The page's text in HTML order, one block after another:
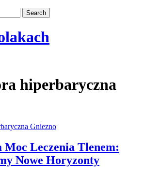
hiperbaryczna
Moc Leczenia Tlenem:
Nowe Horyzonty